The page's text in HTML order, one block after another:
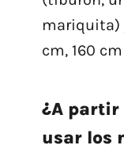
mariquita)
cm, 160
¿A partir
usar los